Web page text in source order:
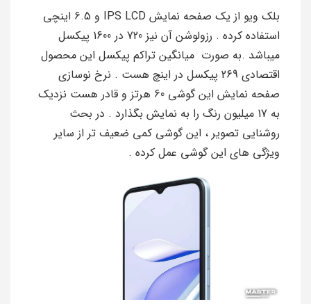
بلک ویو از یک صفحه نمایش IPS LCD و 6.5 اینچی
استفاده کرده . رزولوشن آن نیز 720 در 1600 پیکسل
میباشد .به صورت میانگین تراکم پیکسل این محصول
اقتصادی 269 پیکسل در اینچ هست . نرخ نوسازی
صفحه نمایش این گوشی 60 هرتز و قادر هست نزدیک
به 17 میلیون رنگ را به نمایش بگذارد . در بحث
روشنایی تصویر ، این گوشی کمی ضعیف تر از سایر
ویژگی های این گوشی عمل کرده .